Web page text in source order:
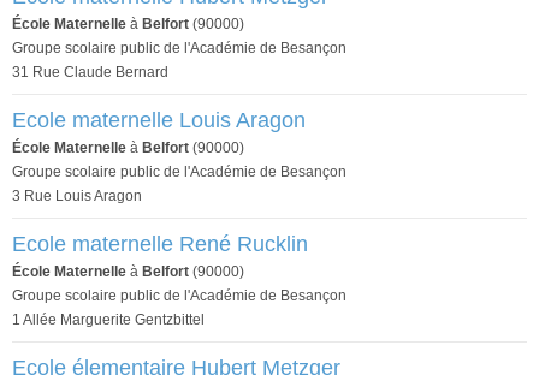
École Maternelle à Belfort (90000)
Groupe scolaire public de l'Académie de Besançon
31 Rue Claude Bernard
Ecole maternelle Louis Aragon
École Maternelle à Belfort (90000)
Groupe scolaire public de l'Académie de Besançon
3 Rue Louis Aragon
Ecole maternelle René Rucklin
École Maternelle à Belfort (90000)
Groupe scolaire public de l'Académie de Besançon
1 Allée Marguerite Gentzbittel
Ecole élementaire Hubert Metzger